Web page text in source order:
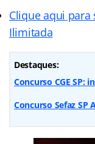
Clique aqui
Ilimitada
Destaques:
Concurso CGE SP:
Concurso Sefaz SP